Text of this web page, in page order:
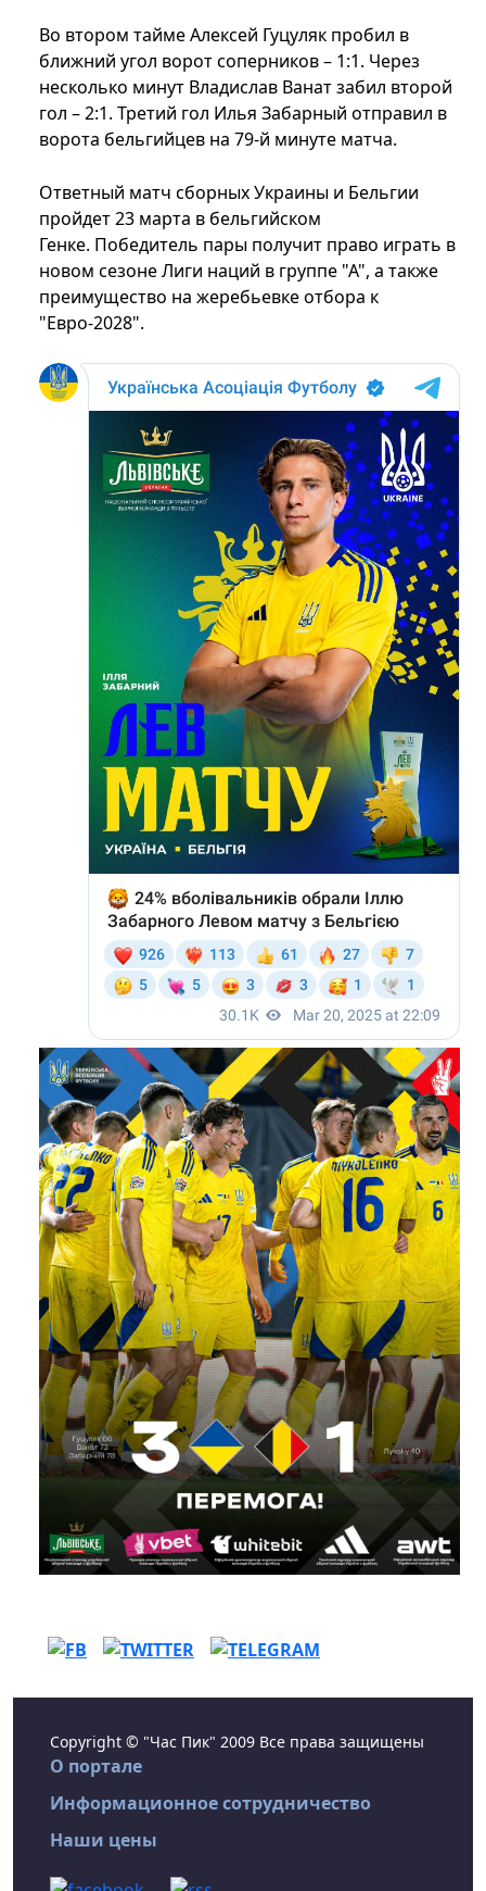
Во втором тайме Алексей Гуцуляк пробил в
ближний угол ворот соперников – 1:1. Через
несколько минут Владислав Ванат забил второй
гол – 2:1. Третий гол Илья Забарный отправил в
ворота бельгийцев на 79-й минуте матча.
Ответный матч сборных Украины и Бельгии
пройдет 23 марта в бельгийском
Генке. Победитель пары получит право играть в
новом сезоне Лиги наций в группе "А", а также
преимущество на жеребьевке отбора к
"Евро-2028".
Copyright © "Час Пик" 2009 Все права защищены
О портале
Информационное сотрудничество
Наши цены